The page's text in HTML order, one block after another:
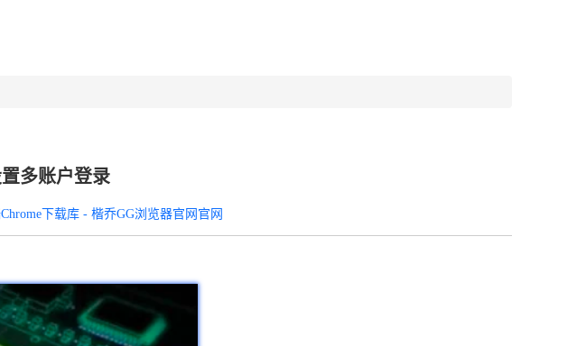
多账户登录
下载库 - 楷乔GG浏览器官网官网